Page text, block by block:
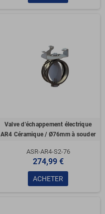
Valve d'échappement électrique
AR4 Céramique / Ø76mm à souder
ASR-AR4-S2-76
274,99 €
ACHETER